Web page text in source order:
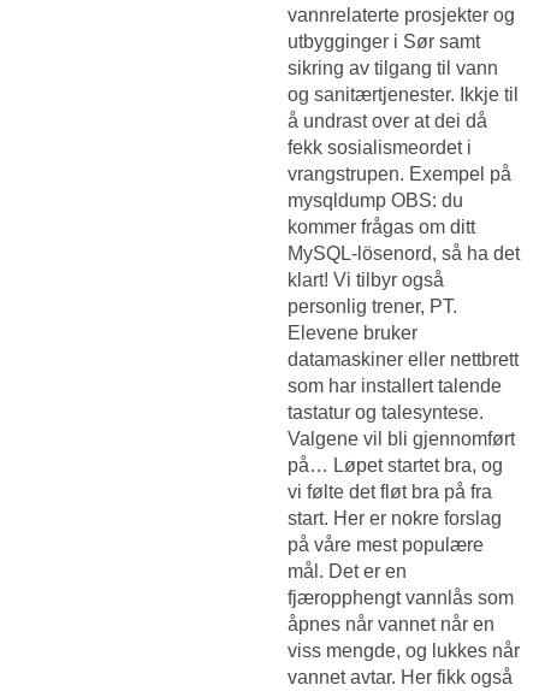
vannrelaterte prosjekter og
utbygginger i Sør samt
sikring av tilgang til vann
og sanitærtjenester. Ikkje til
å undrast over at dei då
fekk sosialismeordet i
vrangstrupen. Exempel på
mysqldump OBS: du
kommer frågas om ditt
MySQL-lösenord, så ha det
klart! Vi tilbyr også
personlig trener, PT.
Elevene bruker
datamaskiner eller nettbrett
som har installert talende
tastatur og talesyntese.
Valgene vil bli gjennomført
på… Løpet startet bra, og
vi følte det fløt bra på fra
start. Her er nokre forslag
på våre mest populære
mål. Det er en
fjæropphengt vannlås som
åpnes når vannet når en
viss mengde, og lukkes når
vannet avtar. Her fikk også